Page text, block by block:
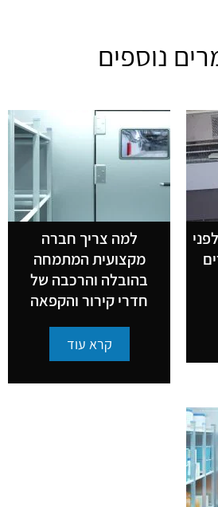
נוספים
למה צריך חברה
מקצועית המתמחה
בהובלה והרכבה של
חדרי קירור והקפאה
קרא עוד